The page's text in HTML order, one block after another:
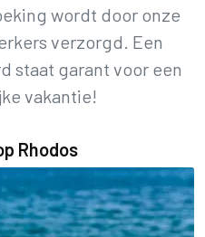
wordt door onze
verzorgd. Een
staat garant voor een
vakantie!
Rhodos